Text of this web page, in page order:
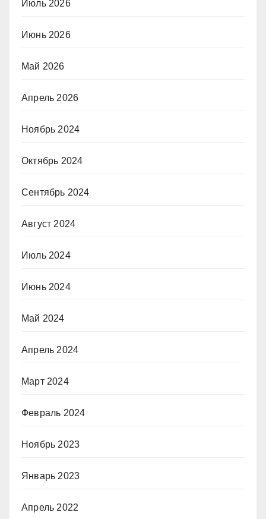
Июль 2026
Июнь 2026
Май 2026
Апрель 2026
Ноябрь 2024
Октябрь 2024
Сентябрь 2024
Август 2024
Июль 2024
Июнь 2024
Май 2024
Апрель 2024
Март 2024
Февраль 2024
Ноябрь 2023
Январь 2023
Апрель 2022